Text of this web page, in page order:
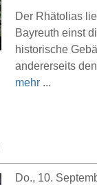
Der Rhätolias
Bayreuth einst
historische
andererseits
mehr ...
Do., 10.